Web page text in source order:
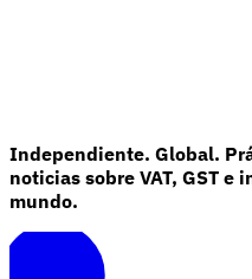
Independiente. Global.
noticias sobre VAT, GST
mundo.